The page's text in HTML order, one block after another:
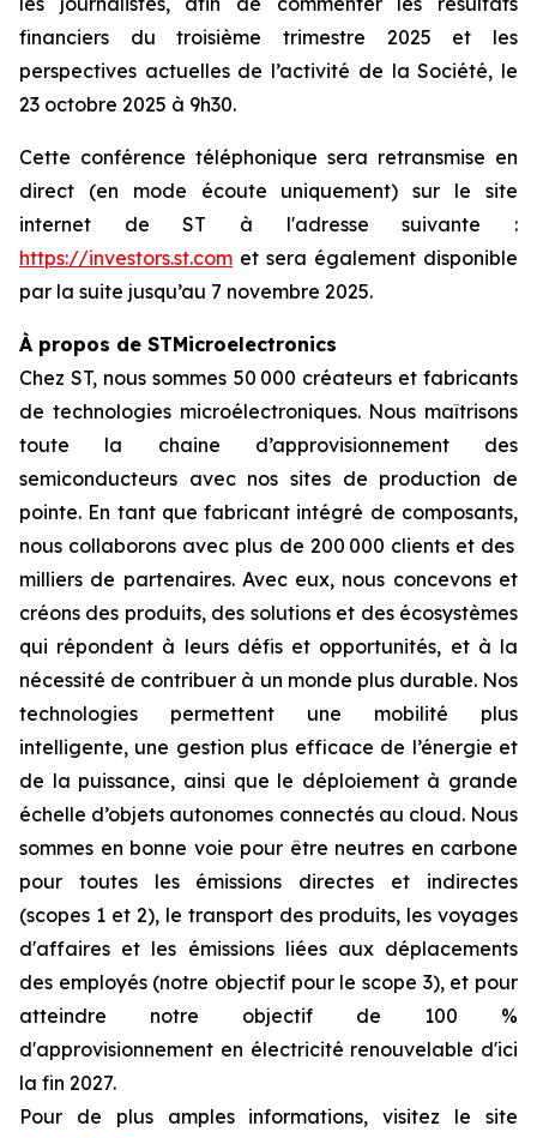
financiers du troisième trimestre 2025 et les
perspectives actuelles de l’activité de la Société, le
23 octobre 2025 à 9h30.
Cette conférence téléphonique sera retransmise en
direct (en mode écoute uniquement) sur le site
internet de ST à l'adresse suivante :
https://investors.st.com et sera également disponible
par la suite jusqu’au 7 novembre 2025.
À propos de STMicroelectronics
Chez ST, nous sommes 50 000 créateurs et fabricants
de technologies microélectroniques. Nous maîtrisons
toute la chaine d’approvisionnement des
semiconducteurs avec nos sites de production de
pointe. En tant que fabricant intégré de composants,
nous collaborons avec plus de 200 000 clients et des
milliers de partenaires. Avec eux, nous concevons et
créons des produits, des solutions et des écosystèmes
qui répondent à leurs défis et opportunités, et à la
nécessité de contribuer à un monde plus durable. Nos
technologies permettent une mobilité plus
intelligente, une gestion plus efficace de l’énergie et
de la puissance, ainsi que le déploiement à grande
échelle d’objets autonomes connectés au cloud. Nous
sommes en bonne voie pour être neutres en carbone
pour toutes les émissions directes et indirectes
(scopes 1 et 2), le transport des produits, les voyages
d'affaires et les émissions liées aux déplacements
des employés (notre objectif pour le scope 3), et pour
atteindre notre objectif de 100 %
d'approvisionnement en électricité renouvelable d'ici
la fin 2027.
Pour de plus amples informations, visitez le site